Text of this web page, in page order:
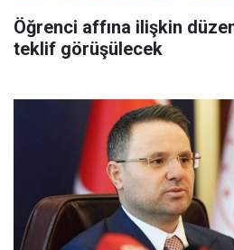
Öğrenci affına ilişkin
teklif görüşülecek